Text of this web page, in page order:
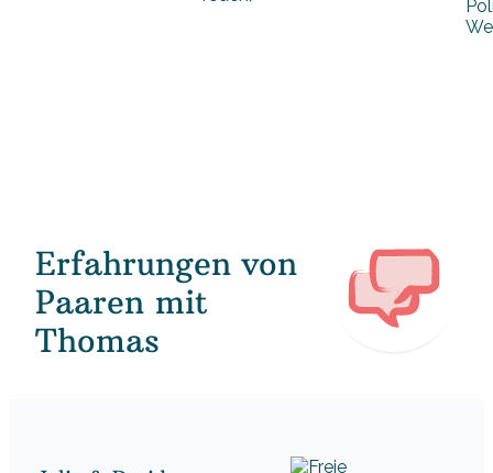
Erfahrungen von
Paaren mit
Thomas